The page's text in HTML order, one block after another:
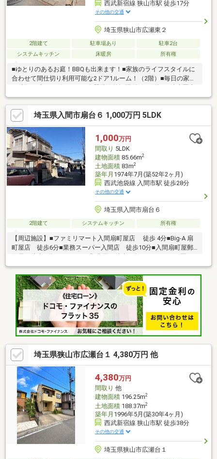
西武新宿線 狭山市駅 徒歩17分
その他の交通
埼玉県狭山市広瀬東２
2階建て 駐車場あり
駐車2台
システムキッチン
床暖房 所有権
■ゆとりのあるお庭！BBQも出来ます！■家族のライフスタイルに
合わせて間仕切り利用可能な2ドア1ルーム！（2階）■毎日の家事
に生活施設が集まった利便性の高い立地！■カースペース2台駐車
可能！■ビルトイン浄水器付！（2階）■LDK床暖房付！（2階）嬉
しい設備がたくさん詰まったご住宅です！詳しくは西武開発・狭
山店【0120-935-983】までお気軽にお問い合わせ下さい！
埼玉県入間市扇台６ 1,000万円 5LDK
1,000万円
間取り 5LDK
建物面積85.66m2
土地面積83m2
築年月 1974年7月(築52年2ヶ月)
西武池袋線 入間市駅 徒歩28分
その他の交通
埼玉県入間市扇台６
2階建て システムキッチン 所有権
【周辺施設】■ファミリマート入間扇町屋店 徒歩 4分■Big-A 扇
町屋店 徒歩6分■業務スーパー入間店 徒歩10分■入間扇町屋郵
徒歩 8分■めぐみ幼稚園 徒歩10分■扇小学校 徒歩 7分
■向原中学校 徒歩11分
埼玉県狭山市広瀬台１ 4,380万円 他
4,380万円
間取り 他
建物面積196.25m2
土地面積188.37m2
築年月 1996年5月(築30年4ヶ月)
西武新宿線 狭山市駅 徒歩38分
その他の交通
埼玉県狭山市広瀬台１